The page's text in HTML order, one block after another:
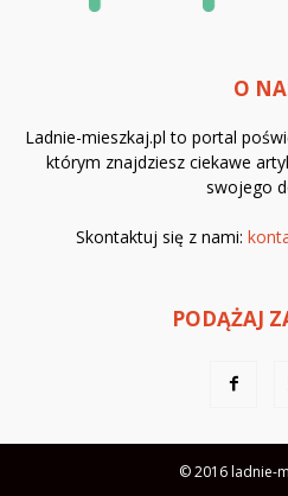
O
Ladnie-mieszkaj.pl to portal
którym znajdziesz ciekawe
swojego
Skontaktuj się z nami:
PODĄŻAJ
© 2016 ladnie-